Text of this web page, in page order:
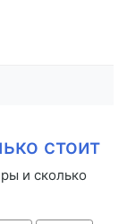
стоит
и сколько